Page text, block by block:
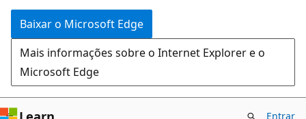
Baixar o Microsoft Edge
Mais informações sobre o Internet Explorer e o
Microsoft Edge
Learn Entrar